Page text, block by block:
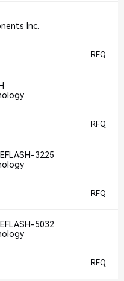
Inc.
RFQ
RFQ
3225
RFQ
5032
RFQ